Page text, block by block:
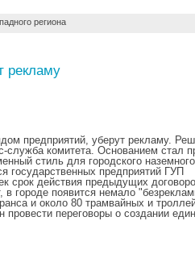
региона
рекламу
предприятий, уберут рекламу.
служба комитета. Основанием стал
стиль для городского
государственных предприятий ГУП
срок действия предыдущих
городе появится немало
и около 80 трамвайных и
переговоры о создании